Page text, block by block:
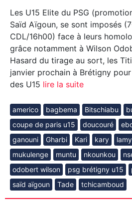
Les U15 Elite du PSG
Saïd Aïgoun, se sont imposés
CDL/16h00) face à leurs
grâce notamment à Wilson
Hasard du tirage au sort, les
janvier prochain à Brétigny
des U15 lire la suite
americo bagbema Bitschiabu
coupe de paris u15
doucouré
ganouni
Gharbi Kari kary lamy
mukulenge
muntu nkounkou
odobert wilson
psg brétigny u15
saïd aïgoun
Tade tchicamboud